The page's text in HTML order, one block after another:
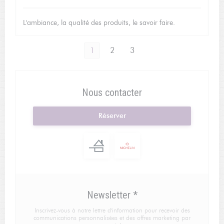
L'ambiance, la qualité des produits, le savoir faire.
1 2 3
Nous contacter
Réserver
Newsletter *
Inscrivez-vous à notre lettre d'information pour recevoir des
communications personnalisées et des offres marketing par